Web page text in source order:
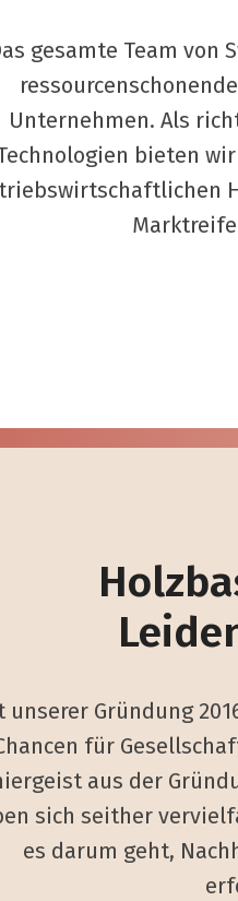
gesamte Team von
Unternehmen. Als
bieten
unserer Gründung
für
aus der
sich seither
es darum geht,